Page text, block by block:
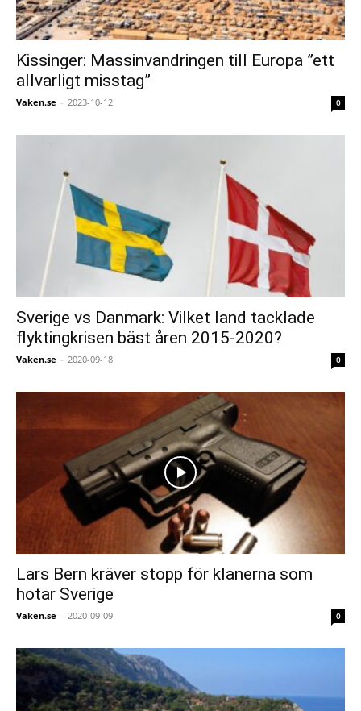
Kissinger: Massinvandringen till Europa ”ett
allvarligt misstag”
Vaken.se - 2023-10-12 0
Sverige vs Danmark: Vilket land tacklade
flyktingkrisen bäst åren 2015-2020?
Vaken.se - 2020-09-18 0
Lars Bern kräver stopp för klanerna som
hotar Sverige
Vaken.se - 2020-09-09 0